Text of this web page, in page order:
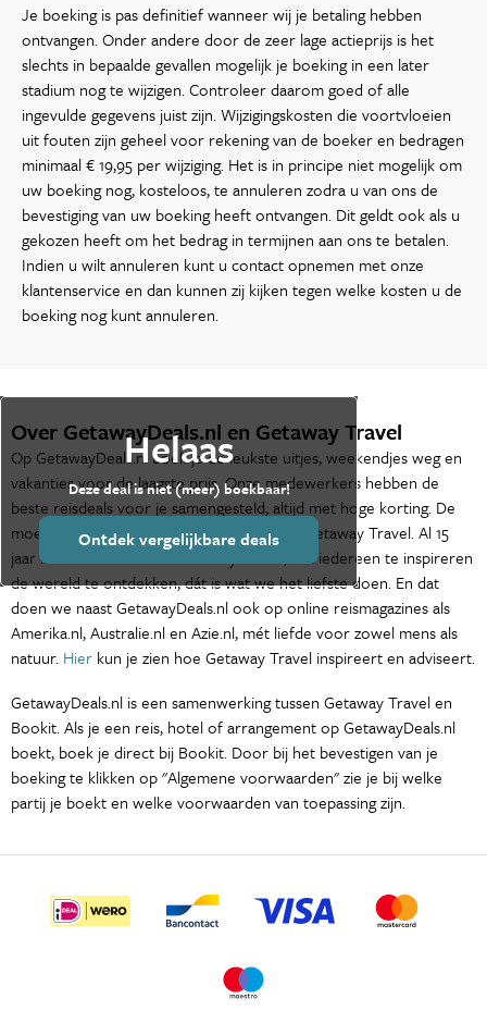
Je boeking is pas definitief wanneer wij je betaling hebben
ontvangen. Onder andere door de zeer lage actieprijs is het
slechts in bepaalde gevallen mogelijk je boeking in een later
stadium nog te wijzigen. Controleer daarom goed of alle
ingevulde gegevens juist zijn. Wijzigingskosten die voortvloeien
uit fouten zijn geheel voor rekening van de boeker en bedragen
minimaal € 19,95 per wijziging. Het is in principe niet mogelijk om
uw boeking nog, kosteloos, te annuleren zodra u van ons de
bevestiging van uw boeking heeft ontvangen. Dit geldt ook als u
gekozen heeft om het bedrag in termijnen aan ons te betalen.
Indien u wilt annuleren kunt u contact opnemen met onze
klantenservice en dan kunnen zij kijken tegen welke kosten u de
boeking nog kunt annuleren.
Helaas
Deze deal is niet (meer) boekbaar!
Ontdek vergelijkbare deals
Over GetawayDeals.nl en Getaway Travel
Op GetawayDeals.nl boek je de leukste uitjes, weekendjes weg en
vakanties voor de laagste prijs. Onze medewerkers hebben de
beste reisdeals voor je samengesteld, altijd met hoge korting. De
moederorganisatie van GetawayDeals.nl is Getaway Travel. Al 15
jaar is het de missie van Getaway Travel, om iedereen te inspireren
de wereld te ontdekken, dát is wat we het liefste doen. En dat
doen we naast GetawayDeals.nl ook op online reismagazines als
Amerika.nl, Australie.nl en Azie.nl, mét liefde voor zowel mens als
natuur. Hier kun je zien hoe Getaway Travel inspireert en adviseert.
GetawayDeals.nl is een samenwerking tussen Getaway Travel en
Bookit. Als je een reis, hotel of arrangement op GetawayDeals.nl
boekt, boek je direct bij Bookit. Door bij het bevestigen van je
boeking te klikken op "Algemene voorwaarden" zie je bij welke
partij je boekt en welke voorwaarden van toepassing zijn.